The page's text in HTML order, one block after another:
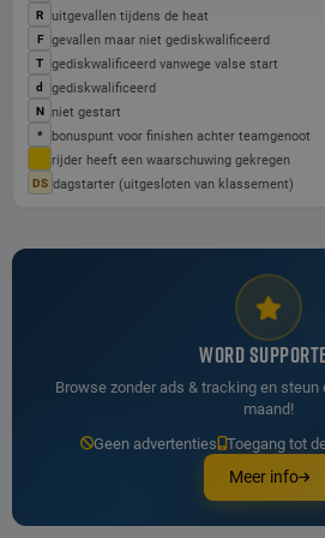
R uitgevallen tijdens de heat
F gevallen maar niet gediskwalificeerd
T gediskwalificeerd vanwege valse start
d gediskwalificeerd
N niet gestart
*
bonuspunt voor finishen achter teamgenoot
rijder heeft een waarschuwing gekregen
DS dagstarter (uitgesloten van klassement)
WORD
Browse zonder ads & tracking en
maand!
Geen advertenties Toegang tot
Meer info